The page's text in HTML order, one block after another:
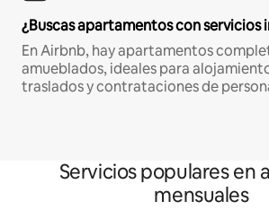
¿Buscas apartamentos con servicios
En Airbnb, hay apartamentos
amueblados, ideales para
traslados y contrataciones de
Servicios populares en
mensuales